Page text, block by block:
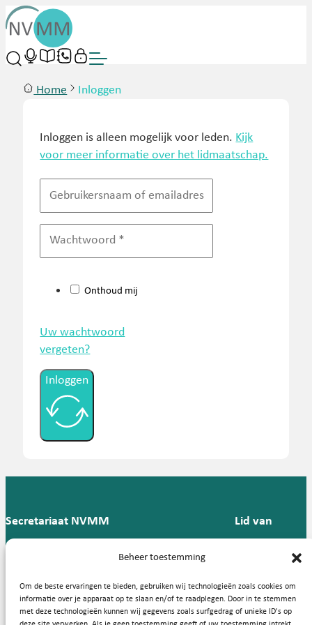
Beheer toestemming
Om de beste ervaringen te bieden, gebruiken wij technologieën zoals cookies om
informatie over je apparaat op te slaan en/of te raadplegen. Door in te stemmen
met deze technologieën kunnen wij gegevens zoals surfgedrag of unieke ID's op
Home Inloggen
Inloggen is alleen mogelijk voor leden. Kijk
voor meer informatie over het lidmaatschap.
Onthoud mij
Uw wachtwoord
vergeten?
Inloggen
Secretariaat NVMM
Groningen
T: 088 -
57
Lid van